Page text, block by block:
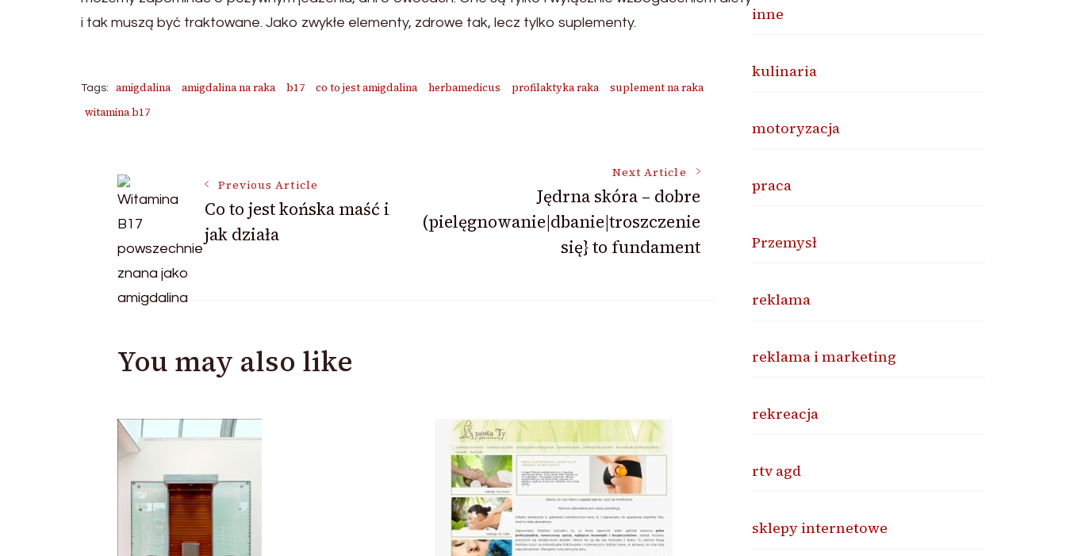
i tak muszą być traktowane. Jako zwykłe elementy, zdrowe tak, lecz tylko suplementy.
Tags: amigdalina amigdalina na raka b17 co to jest amigdalina herbamedicus profilaktyka raka
suplement na raka
witamina b17
Post
Navigation
Previous Article
Co to jest końska maść i
jak działa
Next Article
Jędrna skóra – dobre
(pielęgnowanie|dbanie|troszczenie
się} to fundament
You may also like
inne
kulinaria
motoryzacja
praca
Przemysł
reklama
reklama i marketing
rekreacja
rtv agd
sklepy internetowe